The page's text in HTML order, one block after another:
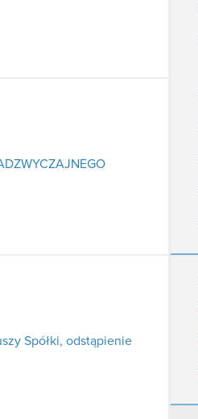
Spółki, odstąpienie